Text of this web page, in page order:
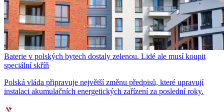
Baterie v polských bytech dostaly zelenou. Lidé ale musí koupit
speciální skříň
Polská vláda připravuje největší změnu předpisů, které upravují
instalaci akumulačních energetických zařízení za poslední roky.